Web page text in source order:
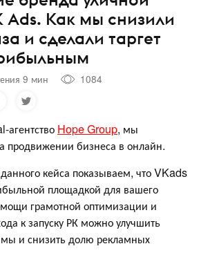
Ads. Как мы снизили
и сделали таргет
9 мин
1084
агентство Hope Group, мы
продвижении бизнеса в онлайн.
кейса показываем, что VKads
площадкой для вашего
грамотной оптимизации и
к запуску РК можно улучшить
и снизить долю рекламных